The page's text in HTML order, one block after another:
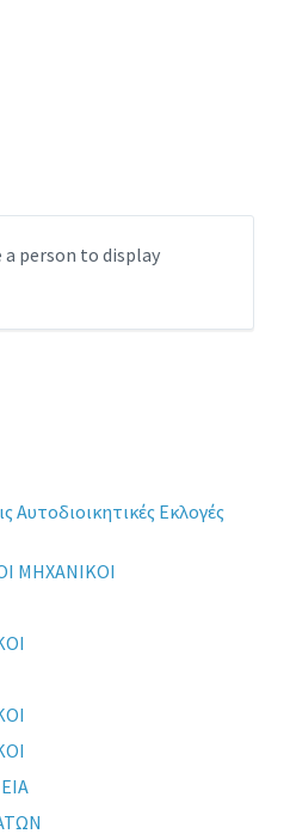
a person to display
Αυτοδιοικητικές Εκλογές
ΜΗΧΑΝΙΚΟΙ